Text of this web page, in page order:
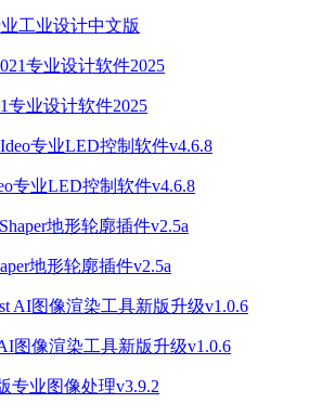
工业设计中文版
专业设计软件2025
专业LED控制软件v4.6.8
地形轮廓插件v2.5a
图像渲染工具新版升级v1.0.6